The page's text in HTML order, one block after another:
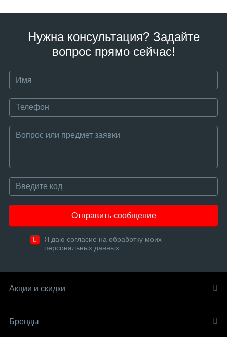
Нужна консультация? Задайте
вопрос прямо сейчас!
Отправить сообщение
Я даю согласие на обработку моих
персональных данных
Акции и скидки
Бренды